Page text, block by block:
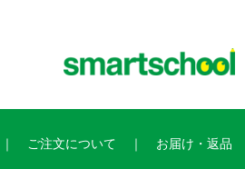
ご注文について お届け・返品